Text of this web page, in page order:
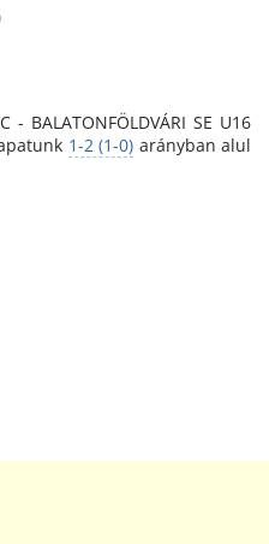
- BALATONFÖLDVÁRI SE U16
1-2 (1-0) arányban alul